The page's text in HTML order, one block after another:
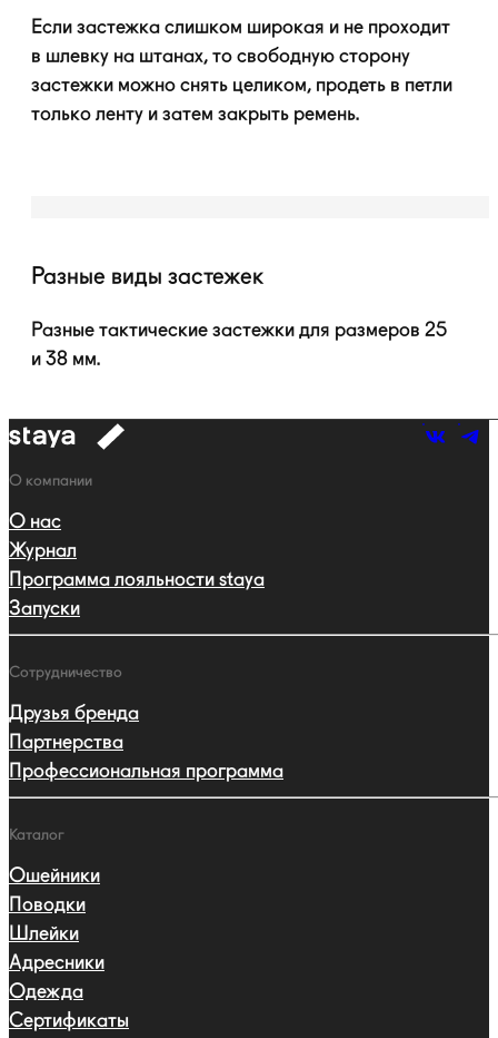
Если застежка слишком широкая и не проходит
в шлевку на штанах, то свободную сторону
застежки можно снять целиком, продеть в петли
только ленту и затем закрыть ремень.
Разные виды застежек
Разные тактические застежки для размеров 25
и 38 мм.
к
Навигация
О компании
О нас
Журнал
Программа лояльности staya
Запуски
Сотрудничество
Друзья бренда
Партнерства
Профессиональная программа
Каталог
Ошейники
Поводки
Шлейки
Адресники
Одежда
Сертификаты